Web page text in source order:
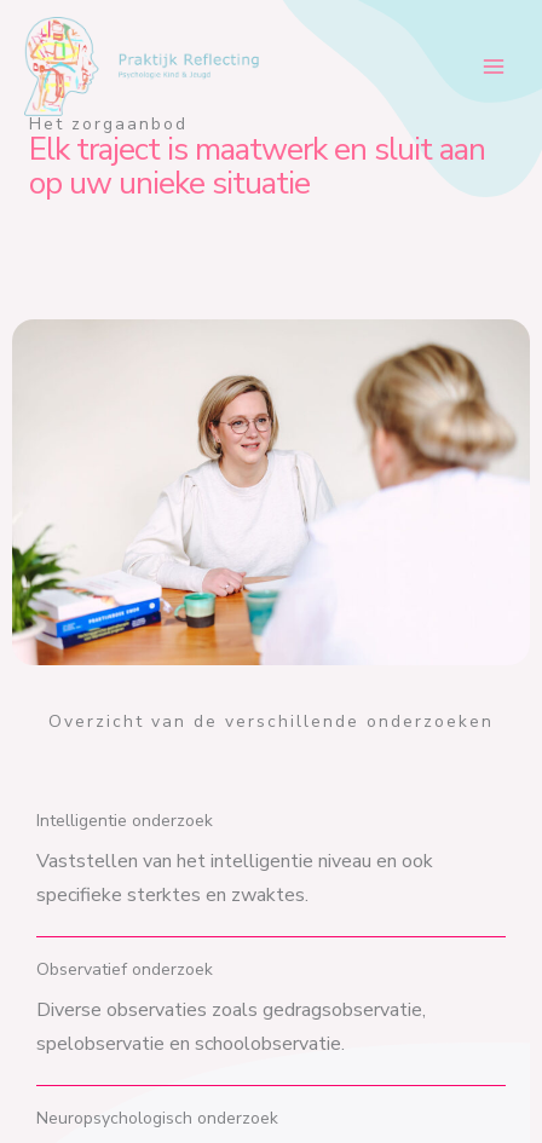
naar
inhoud
Het zorgaanbod
Elk traject is maatwerk en sluit aan
op uw unieke situatie
Overzicht van de verschillende onderzoeken
Intelligentie onderzoek
Vaststellen van het intelligentie niveau en ook
specifieke sterktes en zwaktes.
Observatief onderzoek
Diverse observaties zoals gedragsobservatie,
spelobservatie en schoolobservatie.
Neuropsychologisch onderzoek